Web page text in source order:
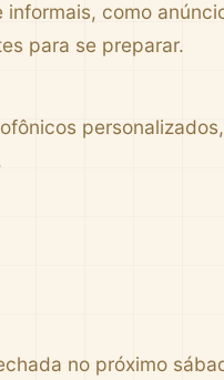
como
para se preparar.
no próximo